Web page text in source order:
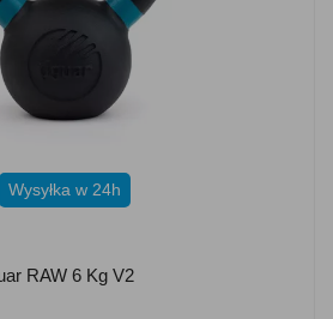
Wysyłka w 24h
RAW 6 Kg V2